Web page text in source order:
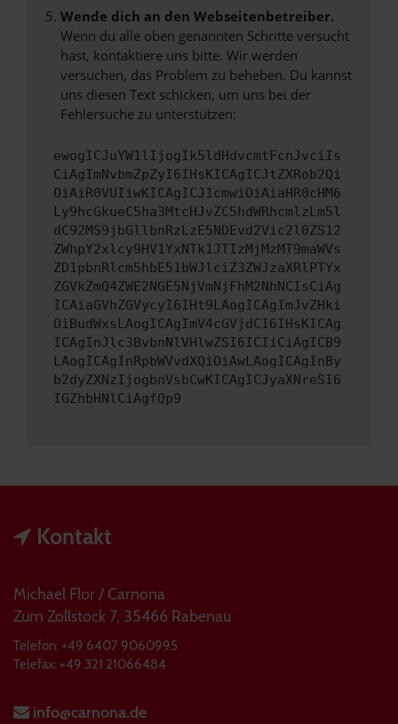
Wende dich an den Webseitenbetreiber.
Wenn du alle oben genannten Schritte versucht
hast, kontaktiere uns bitte. Wir werden
versuchen, das Problem zu beheben. Du kannst
uns diesen Text schicken, um uns bei der
Fehlersuche zu unterstützen:
ewogICJuYW1lIjogIk5ldHdvcmtFcnJvciIs
CiAgImNvbmZpZyI6IHsKICAgICJtZXRob2Qi
OiAiR0VUIiwKICAgICJ1cmwiOiAiaHR0cHM6
Ly9hcGkueC5ha3MtcHJvZC5hdWRhcmlzLm5l
dC92MS9jbGllbnRzLzE5NDEvd2Vic2l0ZS12
ZWhpY2xlcy9HV1YxNTk1JTIzMjMzMT9maWVs
ZD1pbnRlcm5hbE51bWJlciZ3ZWJzaXRlPTYx
ZGVkZmQ4ZWE2NGE5NjVmNjFhM2NhNCIsCiAg
ICAiaGVhZGVycyI6IHt9LAogICAgImJvZHki
OiBudWxsLAogICAgImV4cGVjdCI6IHsKICAg
ICAgInJlc3BvbnNlVHlwZSI6ICIiCiAgICB9
LAogICAgInRpbWVvdXQiOiAwLAogICAgInBy
b2dyZXNzIjogbnVsbCwKICAgICJyaXNreSI6
IGZhbHNlCiAgfQp9
Kontakt
Michael Flor / Carnona
Zum Zollstock 7, 35466 Rabenau
Telefon: +49 6407 9060995
Telefax: +49 321 21066484
info@carnona.de